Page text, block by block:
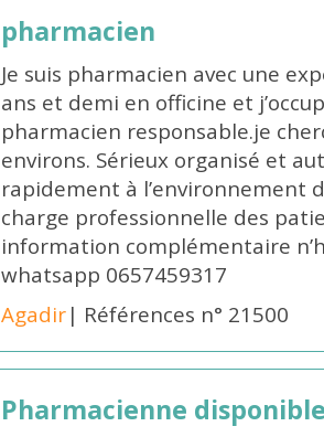
pharmacien
Je suis pharmacien avec une
ans et demi en officine et
pharmacien responsable.je
environs. Sérieux organisé et
rapidement à l’environnement
charge professionnelle des
information complémentaire
whatsapp 0657459317
Agadir| Références n° 21500
Pharmacienne